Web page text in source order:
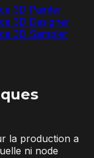
3D Painter
3D Designer
3D Sampler
la production a
ni node